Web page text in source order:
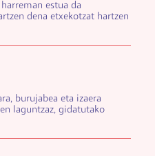
estua da
dena etxekotzat hartzen
burujabea eta izaera
laguntzaz, gidatutako